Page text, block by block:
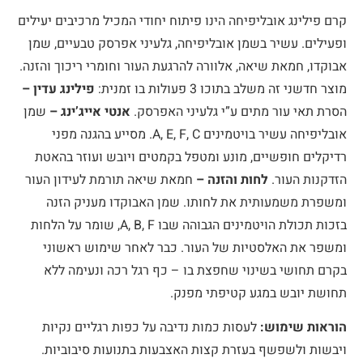
קרם פילינג אובליפיחה הינו פיתוח יחודי המכיל מרכיבים יעילים
ופעילים. עשיר בשמן אובליפיחה, גלעיני אפרסק טבעיים, שמן
אבוקדו, חמאת שיאה, אלוורה להרגעת העור וחומרי ריכוך והזנה.
מוצר חדשני זה משלב בתוכו 3 פעולות בו זמנית:
פילינג עדין –
הסרת תאי עור מתים ע”י גלעיני האפרסק. אנטי אייג’ינג – שמן
אובליפיחה עשיר בויטמינים A, E, F, C. מסייע בהגנה מפני
רדיקלים חופשיים, מונע ומטפל בקמטים ויובש ועוזר בהאטת
הזדקנות העור. לחות והזנה – חמאת שיאה תורמת לעידון העור
ומשפרת משמעותית את לחותו. שמן האבוקדו מעניק הזנה
בזכות תכולת הויטמינים הגבוהה שבו A, B, F, שומר על הלחות
ומשפר את האלסטיות של העור. כבר לאחר שימוש ראשוני
בקרם תחושי בשינוי שחפצת בו – כף רגל רכה ונעימה ללא
תחושת יובש במגע קטיפתי מפנק.
הוראות שימוש: לעסות כמות נדיבה על כפות רגליים נקיות
ויבשות ולשפשף בעזרת קצות האצבעות בתנועות סיבוביות.